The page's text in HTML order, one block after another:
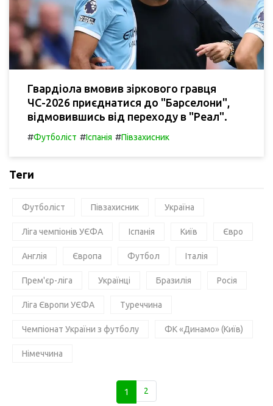
Гвардіола вмовив зіркового гравця
ЧС-2026 приєднатися до "Барселони",
відмовившись від переходу в "Реал".
#Футболіст #Іспанія #Півзахисник
Теги
Футболіст Півзахисник Україна
Ліга чемпіонів УЄФА Іспанія Київ Євро
Англія Європа Футбол Італія
Прем'єр-ліга Українці Бразилія Росія
Ліга Європи УЄФА Туреччина
Чемпіонат України з футболу ФК «Динамо» (Київ)
Німеччина
1 2